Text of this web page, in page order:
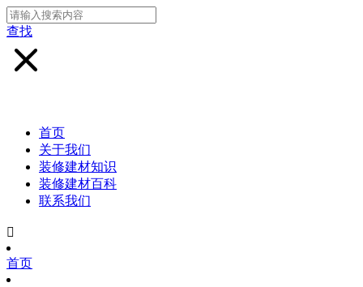
查找
首页
关于我们
装修建材知识
装修建材百科
联系我们

首页